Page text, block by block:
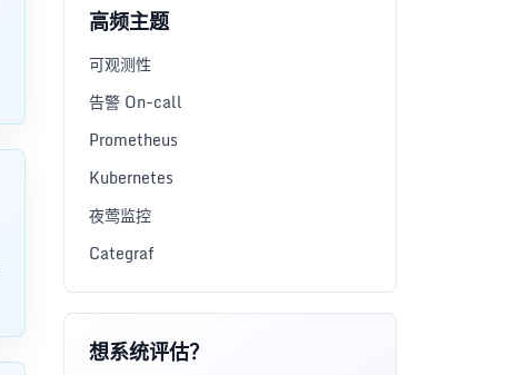
高频主题
可观测性
告警 On-call
Prometheus
Kubernetes
夜莺监控
Categraf
想系统评估？